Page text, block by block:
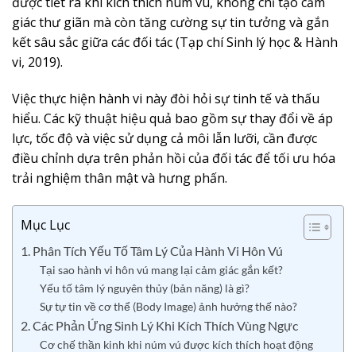
giác thư giãn mà còn tăng cường sự tin tưởng và gắn
kết sâu sắc giữa các đối tác (Tạp chí Sinh lý học & Hành
vi, 2019).
Việc thực hiện hành vi này đòi hỏi sự tinh tế và thấu
hiểu. Các kỹ thuật hiệu quả bao gồm sự thay đổi về áp
lực, tốc độ và việc sử dụng cả môi lẫn lưỡi, cần được
điều chỉnh dựa trên phản hồi của đối tác để tối ưu hóa
trải nghiệm thân mật và hưng phấn.
Mục Lục
1. Phân Tích Yếu Tố Tâm Lý Của Hành Vi Hôn Vú
Tại sao hành vi hôn vú mang lại cảm giác gắn kết?
Yếu tố tâm lý nguyên thủy (bản năng) là gì?
Sự tự tin về cơ thể (Body Image) ảnh hưởng thế nào?
2. Các Phản Ứng Sinh Lý Khi Kích Thích Vùng Ngực
Cơ chế thần kinh khi núm vú được kích thích hoạt động